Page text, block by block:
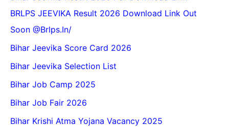
BRLPS JEEVIKA Result 2026 Download Link Out
Soon @Brlps.in/
Bihar Jeevika Score Card 2026
Bihar Jeevika Selection List
Bihar Job Camp 2025
Bihar Job Fair 2026
Bihar Krishi Atma Yojana Vacancy 2025